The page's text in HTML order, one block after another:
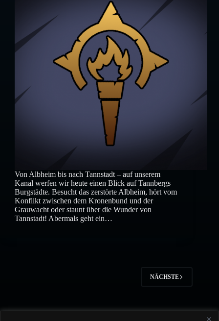
Von Albheim bis nach Tannstadt – auf unserem
Kanal werfen wir heute einen Blick auf Tannbergs
Burgstädte. Besucht das zerstörte Albheim, hört vom
Konflikt zwischen dem Kronenbund und der
Grauwacht oder staunt über die Wunder von
Tannstadt! Abermals geht ein…
NÄCHSTE